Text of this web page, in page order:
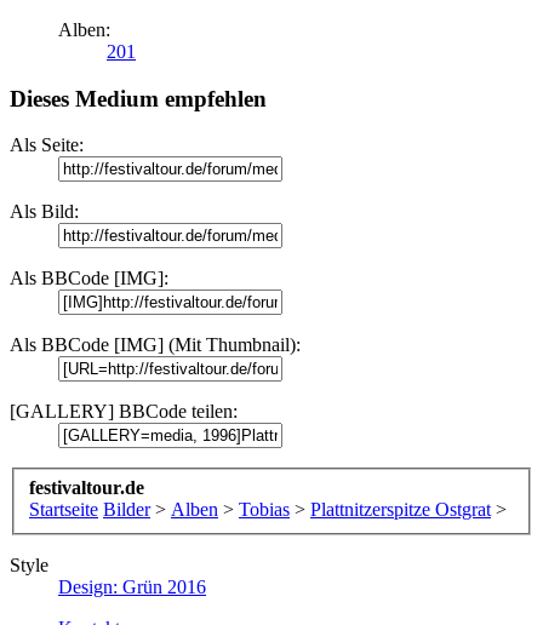
Alben:
201
Dieses Medium empfehlen
Als Seite:
Als Bild:
Als BBCode [IMG]:
Als BBCode [IMG] (Mit Thumbnail):
[GALLERY] BBCode teilen:
festivaltour.de
Startseite Bilder > Alben > Tobias > Plattnitzerspitze Ostgrat >
Style
Design: Grün 2016